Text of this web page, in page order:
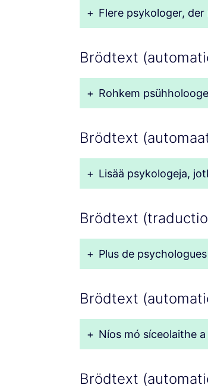
+ Flere psykologer,
Brödtext
+ Rohkem
Brödtext
+ Lisää psykologeja,
Brödtext
+ Plus de
Brödtext
+ Níos mó síceolaithe
Brödtext